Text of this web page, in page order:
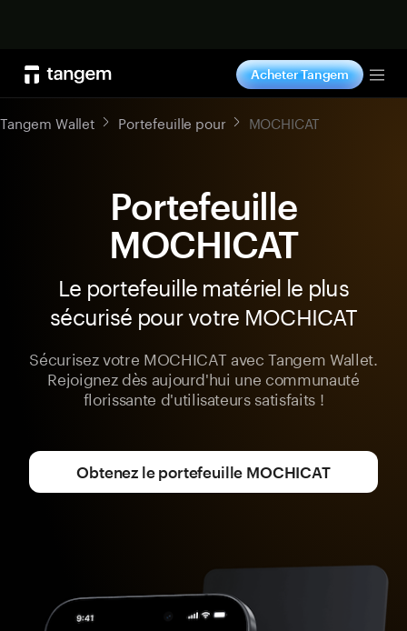
Acheter Tangem
Tangem Wallet Portefeuille pour MOCHICAT
Portefeuille
MOCHICAT
Le portefeuille matériel le plus
sécurisé pour votre MOCHICAT
Sécurisez votre MOCHICAT avec Tangem Wallet.
Rejoignez dès aujourd'hui une communauté
florissante d'utilisateurs satisfaits !
Obtenez le portefeuille MOCHICAT